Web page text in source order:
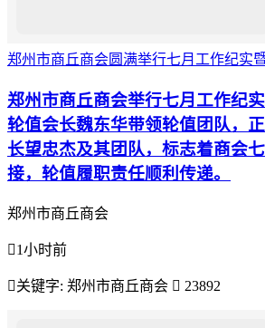
郑州市商丘商会圆满举行七月工作纪实
郑州市商丘商会举行七月工作纪
轮值会长魏东华带领轮值团队，
长望忠杰及其团队，标志着商会
接，轮值履职责任顺利传递。
郑州市商丘商会
1小时前
关键字: 郑州市商丘商会  23892